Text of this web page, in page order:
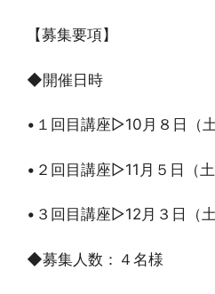
【募集要項】
◆開催日時
•１回目講座▷10月８日（
•２回目講座▷11月５日（
•３回目講座▷12月３日（
◆募集人数：４名様